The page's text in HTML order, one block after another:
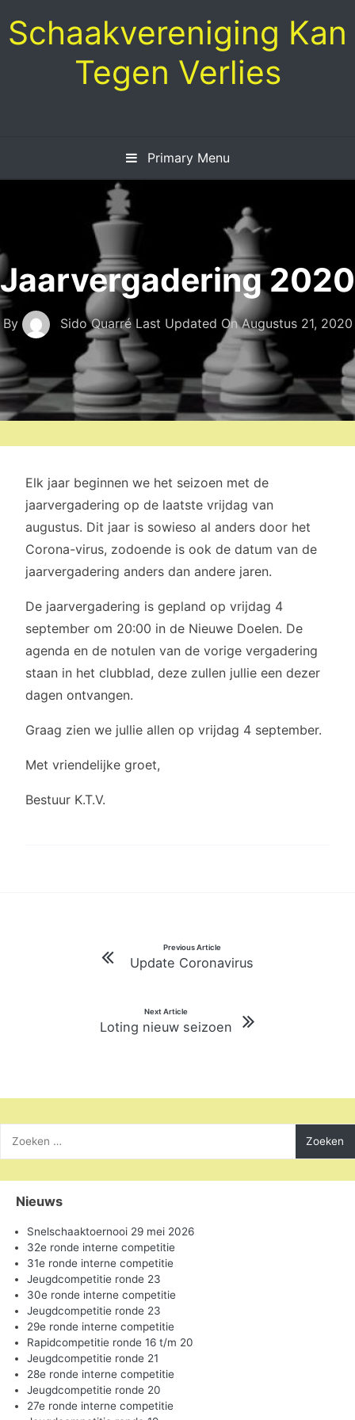
to
content
Schaakvereniging Kan
Tegen Verlies
Primary Menu
Jaarvergadering 2020
By Sido QuarréLast Updated OnAugustus 21, 2020
Elk jaar beginnen we het seizoen met de
jaarvergadering op de laatste vrijdag van
augustus. Dit jaar is sowieso al anders door het
Corona-virus, zodoende is ook de datum van de
jaarvergadering anders dan andere jaren.
De jaarvergadering is gepland op vrijdag 4
september om 20:00 in de Nieuwe Doelen. De
agenda en de notulen van de vorige vergadering
staan in het clubblad, deze zullen jullie een dezer
dagen ontvangen.
Graag zien we jullie allen op vrijdag 4 september.
Met vriendelijke groet,
Bestuur K.T.V.
Previous Article
Update Coronavirus
Next Article
Loting nieuw seizoen
naar:
Nieuws
Snelschaaktoernooi 29 mei 2026
32e ronde interne competitie
31e ronde interne competitie
Jeugdcompetitie ronde 23
30e ronde interne competitie
Jeugdcompetitie ronde 23
29e ronde interne competitie
Rapidcompetitie ronde 16 t/m 20
Jeugdcompetitie ronde 21
28e ronde interne competitie
Jeugdcompetitie ronde 20
27e ronde interne competitie